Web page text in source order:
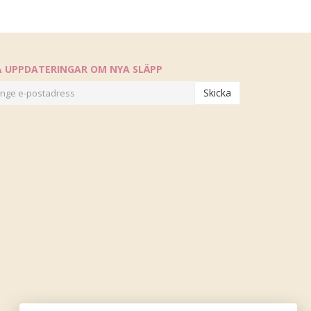
UPPDATERINGAR OM NYA SLÄPP
Skicka